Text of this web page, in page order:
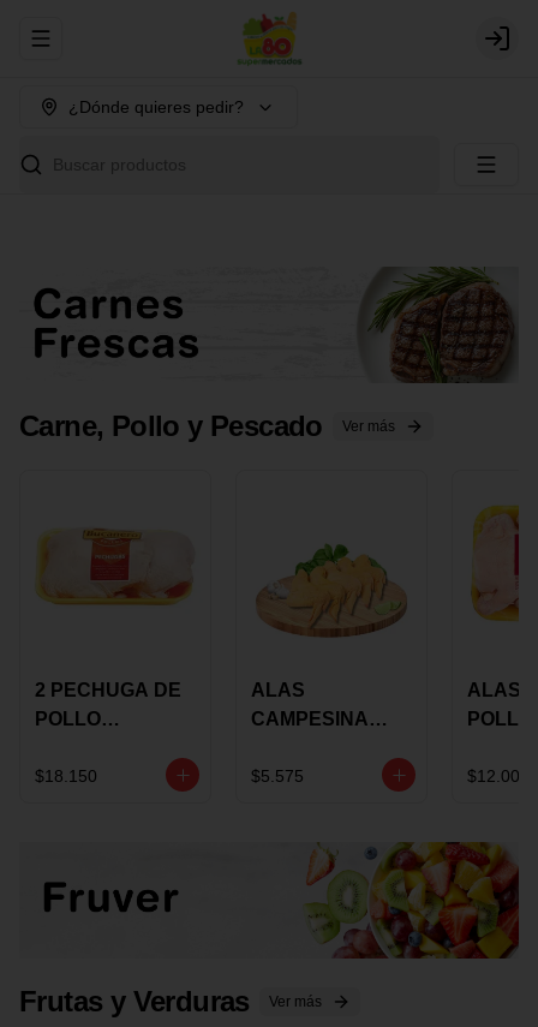
Abrir menu de navegación Login
¿Dónde quieres pedir?
Buscar productos
Carne, Pollo y Pescado Ver más
2 PECHUGA DE
POLLO
MARINADA X
$18.150
ALAS
CAMPESINA
COSTILLAR A
$5.575
ALAS
POLLO
$12.000
Frutas y Verduras Ver más